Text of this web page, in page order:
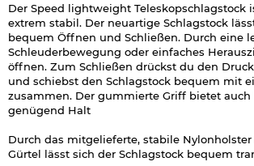
Der Speed lightweight Teleskopschlagstock
extrem stabil. Der neuartige Schlagstock
bequem Öffnen und Schließen. Durch eine
Schleuderbewegung oder einfaches
öffnen. Zum Schließen drückst du den
und schiebst den Schlagstock bequem mit
zusammen. Der gummierte Griff bietet auch
genügend Halt
Durch das mitgelieferte, stabile
Gürtel lässt sich der Schlagstock bequem